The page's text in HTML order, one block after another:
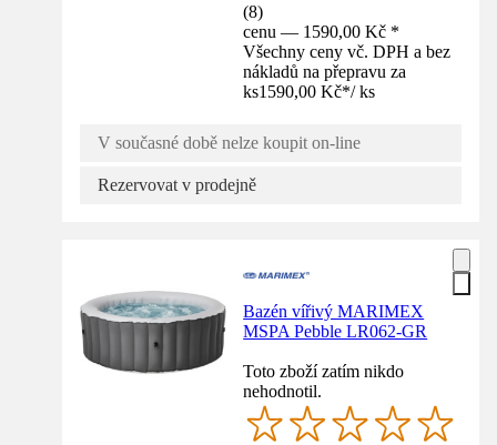
(8)
cenu — 1590,00 Kč *
Všechny ceny vč. DPH a bez
nákladů na přepravu za
ks1590,00 Kč*/ ks
V současné době nelze koupit on-line
Rezervovat v prodejně
Bazén vířivý MARIMEX
MSPA Pebble LR062-GR
Toto zboží zatím nikdo
nehodnotil.